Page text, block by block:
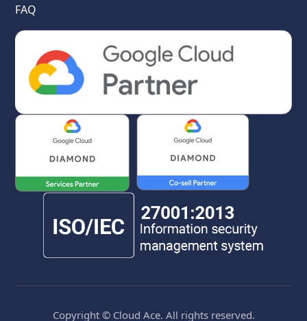
FAQ
Copyright © Cloud Ace. All rights reserved.